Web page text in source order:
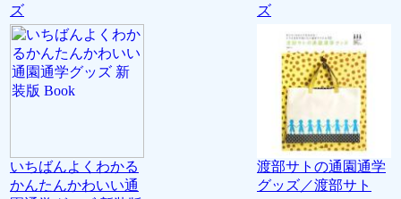
ズ
ズ
いちばんよくわかる
かんたんかわいい通
渡部サトの通園通学
グッズ／渡部サト